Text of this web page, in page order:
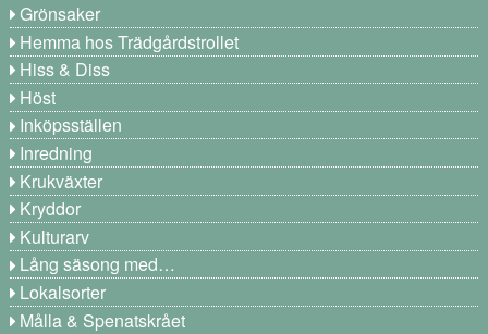
Grönsaker
Hemma hos Trädgårdstrollet
Hiss & Diss
Höst
Inköpsställen
Inredning
Krukväxter
Kryddor
Kulturarv
Lång säsong med…
Lokalsorter
Målla & Spenatskrået